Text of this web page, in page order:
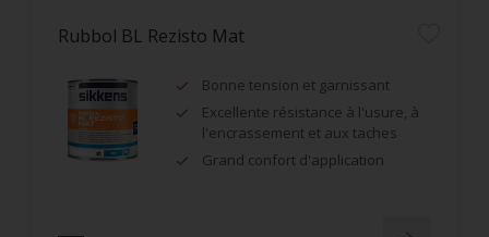
Rubbol BL Rezisto Mat
Bonne tension et garnissant
Excellente résistance à l'usure, à
l'encrassement et aux taches
Grand confort d'application